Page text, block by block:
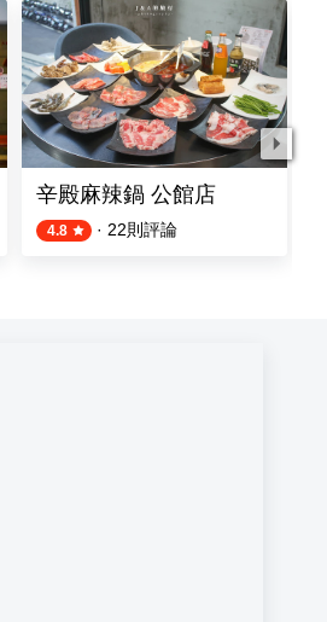
辛殿麻辣鍋 公館店
4.8 · 22則評論